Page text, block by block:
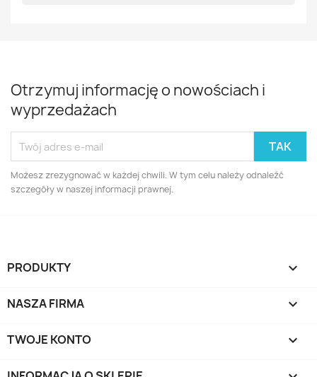
Otrzymuj informację o nowościach i
wyprzedażach
Możesz zrezygnować w każdej chwili. W tym celu należy odnaleźć
szczegóły w naszej informacji prawnej.
PRODUKTY 
NASZA FIRMA 
TWOJE KONTO 